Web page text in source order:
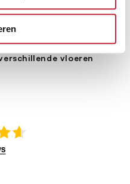
(fingerprinting)
in het
moment wijzigen of
onze site met onze
en analyse. Deze
van Brabant
vloeren